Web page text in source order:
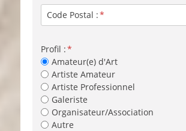
Code Postal :
Profil :
Amateur(e) d'Art
Artiste Amateur
Artiste Professionnel
Galeriste
Organisateur/Association
Autre